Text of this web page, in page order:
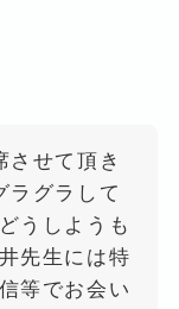
させて頂き
ラグラして
うしようも
先生には特
等でお会い